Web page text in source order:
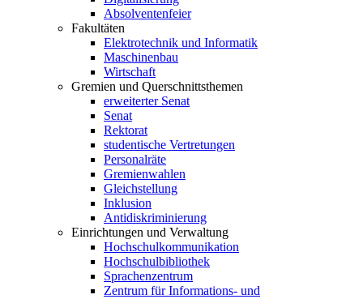
Absolventenfeier
Fakultäten
Elektrotechnik und Informatik
Maschinenbau
Wirtschaft
Gremien und Querschnittsthemen
erweiterter Senat
Senat
Rektorat
studentische Vertretungen
Personalräte
Gremienwahlen
Gleichstellung
Inklusion
Antidiskriminierung
Einrichtungen und Verwaltung
Hochschulkommunikation
Hochschulbibliothek
Sprachenzentrum
Zentrum für Informations- und